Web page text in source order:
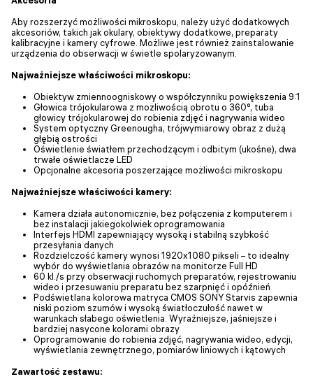
Aby rozszerzyć możliwości mikroskopu, należy użyć dodatkowych
akcesoriów, takich jak okulary, obiektywy dodatkowe, preparaty
kalibracyjne i kamery cyfrowe. Możliwe jest również zainstalowanie
urządzenia do obserwacji w świetle spolaryzowanym.
Najważniejsze właściwości mikroskopu:
Obiektyw zmiennoogniskowy o współczynniku powiększenia 9:1
Głowica trójokularowa z możliwością obrotu o 360°, tuba
głowicy trójokularowej do robienia zdjęć i nagrywania wideo
System optyczny Greenougha, trójwymiarowy obraz z dużą
głębią ostrości
Oświetlenie światłem przechodzącym i odbitym (ukośne), dwa
trwałe oświetlacze LED
Opcjonalne akcesoria poszerzające możliwości mikroskopu
Najważniejsze właściwości kamery:
Kamera działa autonomicznie, bez połączenia z komputerem i
bez instalacji jakiegokolwiek oprogramowania
Interfejs HDMI zapewniający wysoką i stabilną szybkość
przesyłania danych
Rozdzielczość kamery wynosi 1920x1080 pikseli – to idealny
wybór do wyświetlania obrazów na monitorze Full HD
60 kl./s przy obserwacji ruchomych preparatów, rejestrowaniu
wideo i przesuwaniu preparatu bez szarpnięć i opóźnień
Podświetlana kolorowa matryca CMOS SONY Starvis zapewnia
niski poziom szumów i wysoką światłoczułość nawet w
warunkach słabego oświetlenia. Wyraźniejsze, jaśniejsze i
bardziej nasycone kolorami obrazy
Oprogramowanie do robienia zdjęć, nagrywania wideo, edycji,
wyświetlania zewnętrznego, pomiarów liniowych i kątowych
Zawartość zestawu: